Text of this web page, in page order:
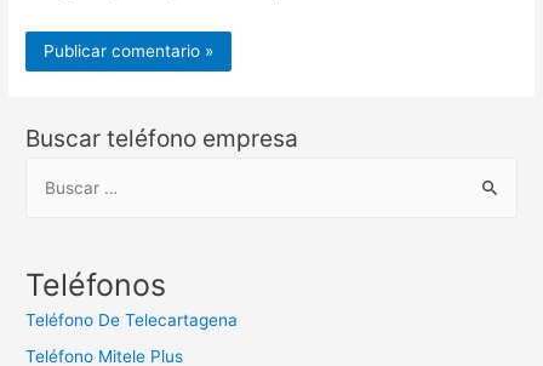
Buscar teléfono empresa
c
Teléfonos
Teléfono De Telecartagena
Teléfono Mitele Plus